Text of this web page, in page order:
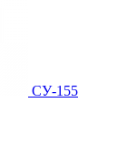
СУ-155